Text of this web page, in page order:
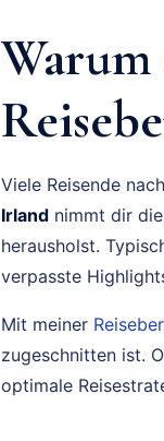
Warum
Viele Reisende
Irland nimmt dir
herausholst.
verpasste
Mit meiner
zugeschnitten ist.
optimale